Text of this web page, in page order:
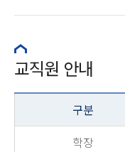
교직원 안내
구분
학장